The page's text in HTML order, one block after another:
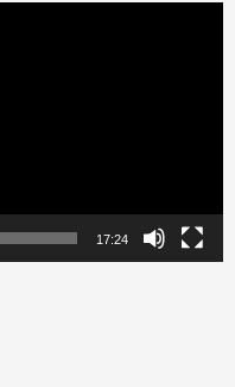
17:24